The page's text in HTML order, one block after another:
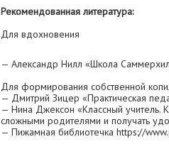
Рекомендованная литература:
Для вдохновения
— Александр Нилл «Школа
Для формирования собственной
— Дмитрий Зицер «Практическая
— Нина Джексон «Классный учитель.
сложными родителями и получать
— Пижамная библиотечка https://